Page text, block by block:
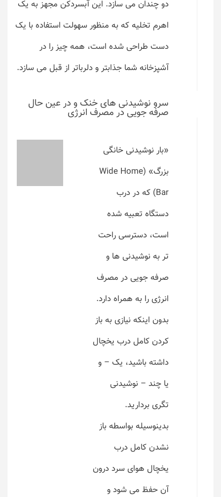
دو چندان می سازد. این آبسردکن مجهز به یک
اهرم تخلیه که به منظور سهولت استفاده با یک
دست طراحی شده است، همه چیز را در
آشپزخانه شما جذابتر و دلرباتر از قبل می سازد.
سرو نوشیدنی های خنک و در عین حال
صرفه جویی در مصرف انرژی
«بار نوشیدنی خانگی
بزرگ» (Wide Home
Bar) که در درب
دستگاه تعبیه شده
است، دسترسی راحت
تر به نوشیدنی ها و
صرفه جویی در مصرف
انرژی را به همراه دارد.
بدون اینکه نیازی به باز
کردن کامل درب یخچال
داشته باشید، یک – و
یا چند – نوشیدنی
تگری بردارید.
بدینوسیله بواسطه باز
نشدن کامل درب
یخچال هوای سرد درون
آن حفظ می شود و